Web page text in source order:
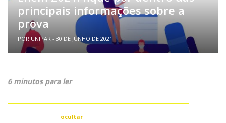
principais informações sobre a
prova
POR UNIPAR - 30 DE JUNHO DE 2021
6 minutos para ler
ocultar